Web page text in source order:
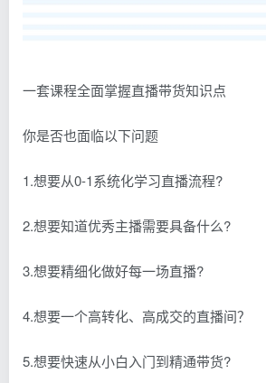
一套课程全面掌握直播带货知识点
你是否也面临以下问题
1.想要从0-1系统化学习直播流程?
2.想要知道优秀主播需要具备什么?
3.想要精细化做好每一场直播?
4.想要一个高转化、高成交的直播间？
5.想要快速从小白入门到精通带货?